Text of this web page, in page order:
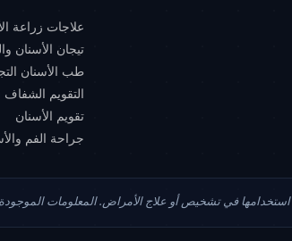
علاجات زراعة
تيجان الأسنان
طب الأسنان
التقويم الشفاف Invisalign
تقويم الأسنان
جراحة الفم
في تشخيص أو علاج الأمراض. المعلومات